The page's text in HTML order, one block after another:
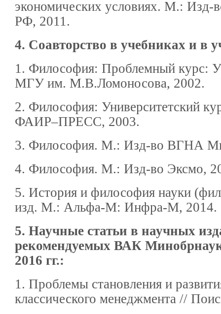
экономических условиях. М.:
РФ, 2011.
4. Соавторство в учебниках и в
1. Философия: Проблемный
МГУ им. М.В.Ломоносова, 2002.
2. Философия: Университетский
ФАИР–ПРЕСС, 2003.
3. Философия. М.: Изд-во ВГНА
4. Философия. М.: Изд-во Эксмо,
5. История и философия науки
изд. М.: Альфа-М: Инфра-М, 2014.
5. Научные статьи в научных
рекомендуемых ВАК
2016 гг.:
1. Проблемы становления и
классического менеджмента //